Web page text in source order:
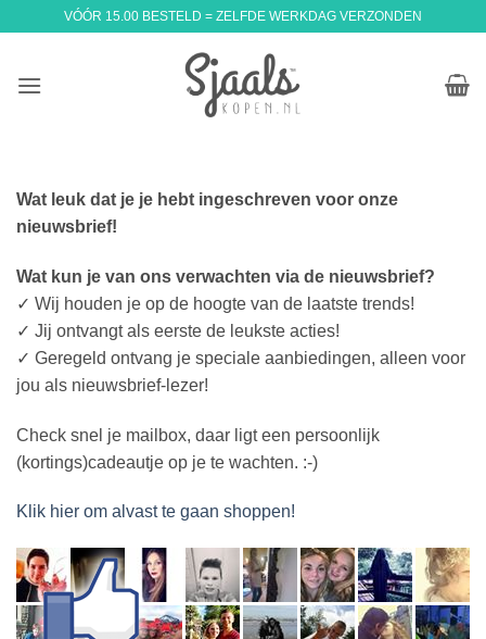
VÓÓR 15.00 BESTELD = ZELFDE WERKDAG VERZONDEN
Wat leuk dat je je hebt ingeschreven voor onze
nieuwsbrief!
Wat kun je van ons verwachten via de nieuwsbrief?
✓ Wij houden je op de hoogte van de laatste trends!
✓ Jij ontvangt als eerste de leukste acties!
✓ Geregeld ontvang je speciale aanbiedingen, alleen voor
jou als nieuwsbrief-lezer!
Check snel je mailbox, daar ligt een persoonlijk
(kortings)cadeautje op je te wachten. :-)
Klik hier om alvast te gaan shoppen!